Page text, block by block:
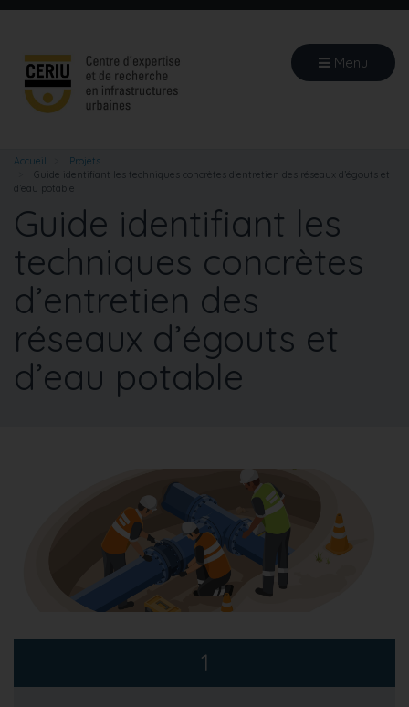
Aller
principal
Menu
Accueil
Projets
Guide identifiant les techniques concrètes d’entretien des réseaux d’égouts et
d’eau potable
Guide identifiant les
techniques concrètes
d’entretien des
réseaux d’égouts et
d’eau potable
1